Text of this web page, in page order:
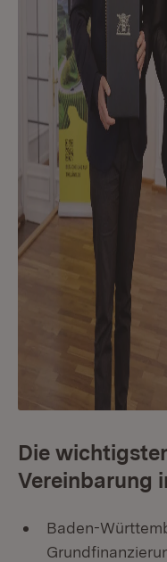
Die
Vereinbarung
Baden-